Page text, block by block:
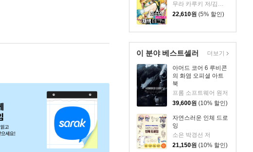
무라 카루키 저/김재훈 역
22,610원 (5% 할인)
이 분야 베스트셀러
아머드 코어 6 루비콘
의 화염 오피셜 아트
북
프롬 소프트웨어 원저
39,600원 (10% 할인)
자연스러운 인체 드로
잉
소은 박경선 저
21,150원 (10% 할인)
더보기